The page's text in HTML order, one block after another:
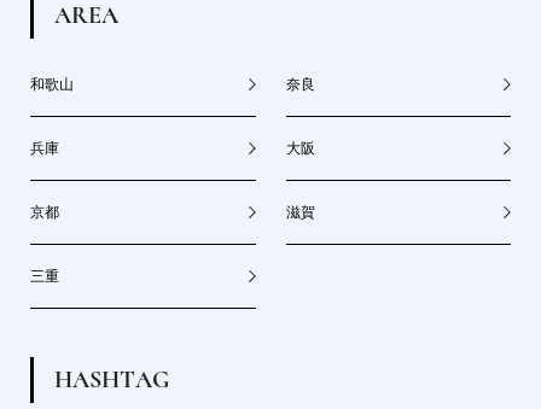
AREA
和歌山 奈良
兵庫 大阪
京都 滋賀
三重
HASHTAG